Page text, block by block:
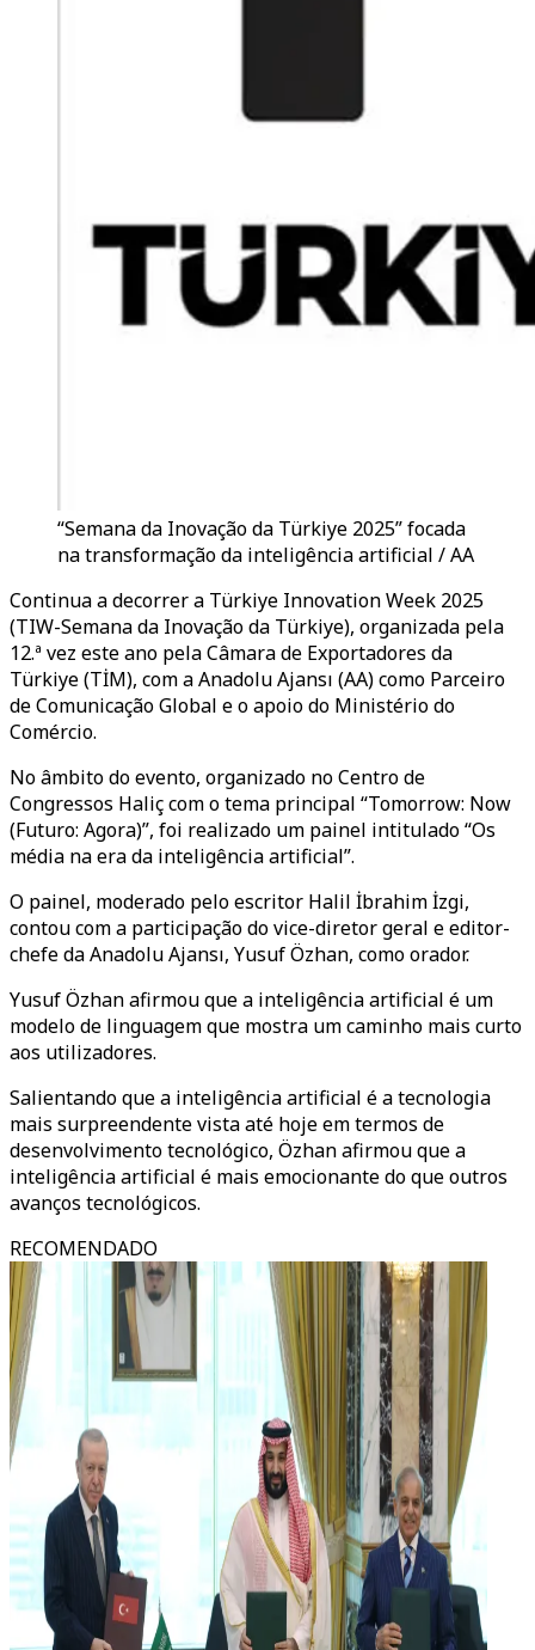
“Semana da Inovação da Türkiye 2025” focada
na transformação da inteligência artificial / AA
Continua a decorrer a Türkiye Innovation Week 2025
(TIW-Semana da Inovação da Türkiye), organizada pela
12.ª vez este ano pela Câmara de Exportadores da
Türkiye (TİM), com a Anadolu Ajansı (AA) como Parceiro
de Comunicação Global e o apoio do Ministério do
Comércio.
No âmbito do evento, organizado no Centro de
Congressos Haliç com o tema principal “Tomorrow: Now
(Futuro: Agora)”, foi realizado um painel intitulado “Os
média na era da inteligência artificial”.
O painel, moderado pelo escritor Halil İbrahim İzgi,
contou com a participação do vice-diretor geral e editor-
chefe da Anadolu Ajansı, Yusuf Özhan, como orador.
Yusuf Özhan afirmou que a inteligência artificial é um
modelo de linguagem que mostra um caminho mais curto
aos utilizadores.
Salientando que a inteligência artificial é a tecnologia
mais surpreendente vista até hoje em termos de
desenvolvimento tecnológico, Özhan afirmou que a
inteligência artificial é mais emocionante do que outros
avanços tecnológicos.
RECOMENDADO